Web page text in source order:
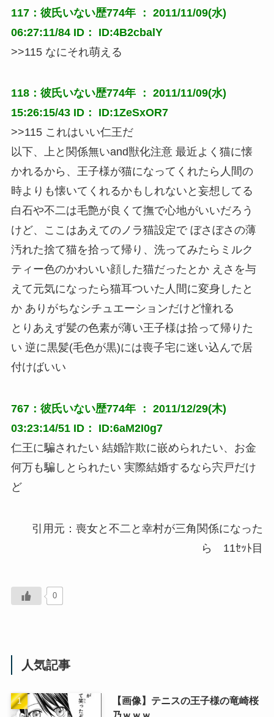
117：彼氏いない歴774年 ： 2011/11/09(水)
06:27:11/84 ID： ID:4B2cbalY
>>115 なにそれ萌える
118：彼氏いない歴774年 ： 2011/11/09(水)
15:26:15/43 ID： ID:1ZeSxOR7
>>115 これはいい仁王だ
以下、上と関係無いand獣化注意 最近よく猫に懐
かれるから、王子様が猫になってくれたら人間の
時よりも懐いてくれるかもしれないと妄想してる
白石や不二は毛艶が良くて撫で心地がいいだろう
けど、ここはあえてのノラ猫設定で ぼさぼさの薄
汚れた捨て猫を拾って帰り、洗ってみたらミルク
ティー色のかわいい顔した猫だったとか えさを与
えて元気になったら猫耳ついた人間に変身したと
か ありがちなシチュエーションだけど憧れる
とりあえず髪の色素が薄い王子様は拾って帰りた
い 逆に黒髪(毛色が黒)には喪子宅に迷い込んで居
付けばいい
767：彼氏いない歴774年 ： 2011/12/29(木)
03:23:14/51 ID： ID:6aM2I0g7
仁王に騙されたい 結婚詐欺に嵌められたい、お金
何万も騙しとられたい 実際結婚するなら宍戸だけ
ど
引用元：喪女と不二と幸村が三角関係になった
ら 11ｾｯﾄ目
0
人気記事
【画像】テニスの王子様の竜崎桜